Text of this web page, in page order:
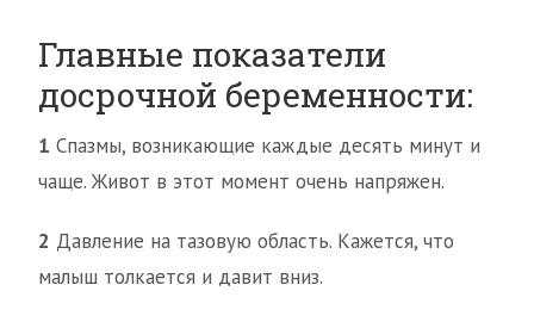
Главные показатели
досрочной беременности:
1 Спазмы, возникающие каждые десять минут и
чаще. Живот в этот момент очень напряжен.
2 Давление на тазовую область. Кажется, что
малыш толкается и давит вниз.